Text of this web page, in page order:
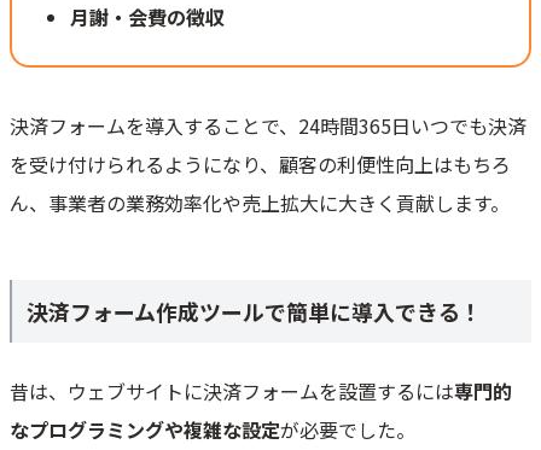
月謝・会費の徴収
決済フォームを導入することで、24時間365日いつでも決済
を受け付けられるようになり、顧客の利便性向上はもちろ
ん、事業者の業務効率化や売上拡大に大きく貢献します。
決済フォーム作成ツールで簡単に導入できる！
昔は、ウェブサイトに決済フォームを設置するには専門的
なプログラミングや複雑な設定が必要でした。